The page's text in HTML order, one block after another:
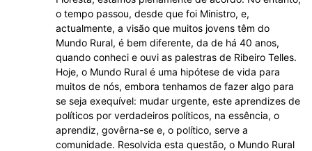
o tempo passou, desde que foi Ministro, e,
actualmente, a visão que muitos jovens têm do
Mundo Rural, é bem diferente, da de há 40 anos,
quando conheci e ouvi as palestras de Ribeiro Telles.
Hoje, o Mundo Rural é uma hipótese de vida para
muitos de nós, embora tenhamos de fazer algo para
se seja exequível: mudar urgente, este aprendizes de
políticos por verdadeiros políticos, na essência, o
aprendiz, govêrna-se e, o político, serve a
comunidade. Resolvida esta questão, o Mundo Rural